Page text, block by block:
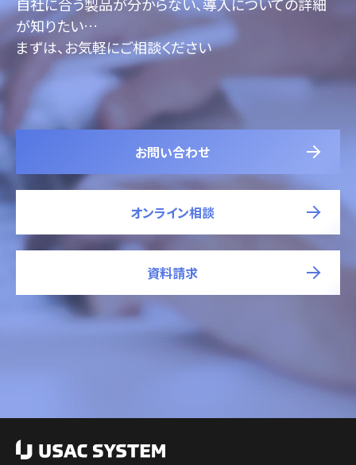
が知りたい…
まずは、お気軽にご相談ください
お問い合わせ
オンライン相談
資料請求